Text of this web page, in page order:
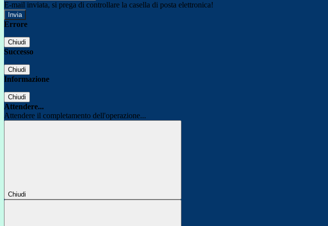
E-mail inviata, si prega di controllare la casella di posta elettronica!
Errore
Chiudi
Successo
Chiudi
Informazione
Chiudi
Attendere...
Attendere il completamento dell'operazione...
Chiudi